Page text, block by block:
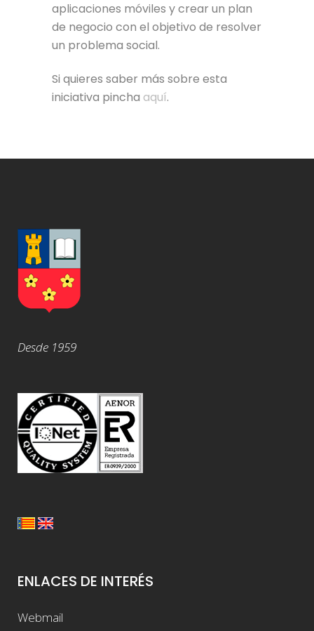
aplicaciones móviles y crear un plan
de negocio con el objetivo de resolver
un problema social.
Si quieres saber más sobre esta
iniciativa pincha aquí.
Desde 1959
ENLACES DE INTERÉS
Webmail